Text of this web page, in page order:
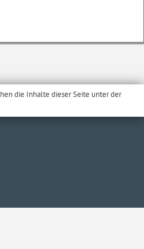
die Inhalte dieser Seite unter der